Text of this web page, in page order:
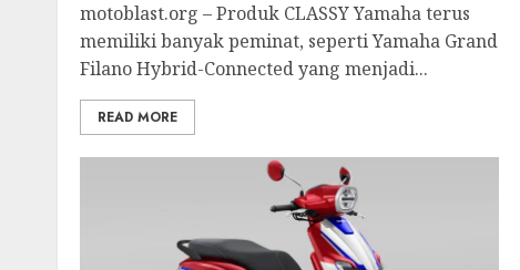
motoblast.org – Produk CLASSY Yamaha terus
memiliki banyak peminat, seperti Yamaha Grand
Filano Hybrid-Connected yang menjadi...
READ MORE